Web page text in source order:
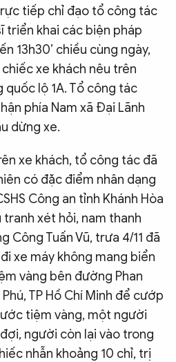
tiếp chỉ đạo tổ công tác
triển khai các biện pháp
13h30’ chiều cùng ngày,
xe khách nêu trên
lộ 1A. Tổ công tác
phía Nam xã Đại Lãnh
dừng xe.
xe khách, tổ công tác đã
có đặc điểm nhân dạng
Công an tỉnh Khánh Hòa
xét hỏi, nam thanh
Công Tuấn Vũ, trưa 4/11 đã
xe máy không mang biển
vàng bên đường Phan
TP Hồ Chí Minh để cướp
tiệm vàng, một người
người còn lại vào trong
nhẫn khoảng 10 chỉ, trị